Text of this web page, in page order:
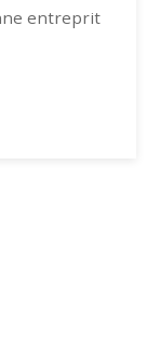
entreprit